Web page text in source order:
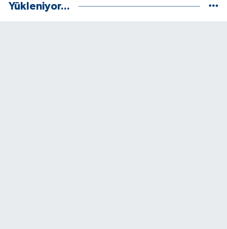
Yükleniyor...